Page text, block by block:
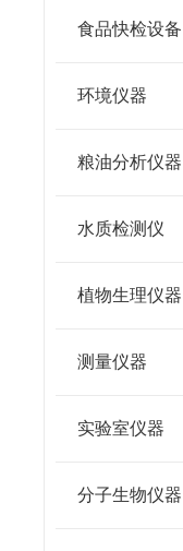
食品快检设备
环境仪器
粮油分析仪器
水质检测仪
植物生理仪器
测量仪器
实验室仪器
分子生物仪器